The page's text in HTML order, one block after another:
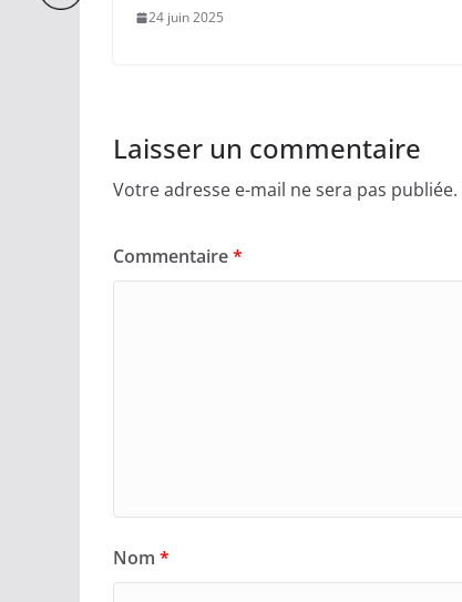
24 juin 2025
Laisser un commentaire
Votre adresse e-mail ne sera pas publiée.
Commentaire*
Nom *